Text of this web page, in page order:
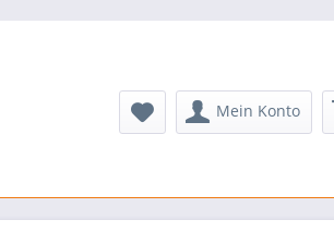
Mein Konto